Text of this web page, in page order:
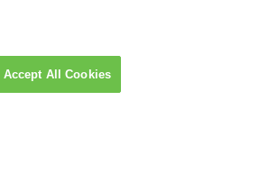
Accept All Cookies